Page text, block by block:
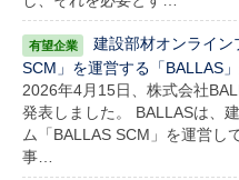
建設部材オンライン
SCM」を運営する「BALLAS
2026年4月15日、株式会社
発表しました。 BALLASは、
ム「BALLAS SCM」を運営し
事…